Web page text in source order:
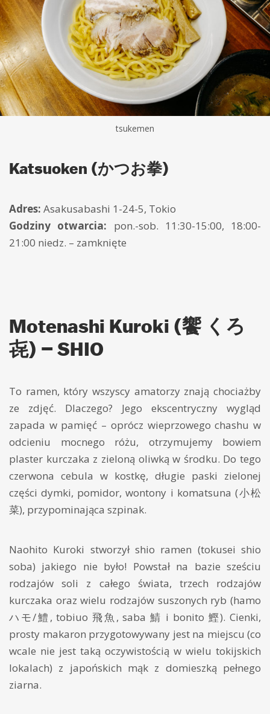
tsukemen
Katsuoken (かつお拳)
Adres: Asakusabashi 1-24-5, Tokio
Godziny otwarcia: pon.-sob. 11:30-15:00, 18:00-
21:00 niedz. – zamknięte
Motenashi Kuroki (饗 くろ
㐂) – SHIO
To ramen, który wszyscy amatorzy znają chociażby
ze zdjęć. Dlaczego? Jego ekscentryczny wygląd
zapada w pamięć – oprócz wieprzowego chashu w
odcieniu mocnego różu, otrzymujemy bowiem
plaster kurczaka z zieloną oliwką w środku. Do tego
czerwona cebula w kostkę, długie paski zielonej
części dymki, pomidor, wontony i komatsuna (小松
菜), przypominająca szpinak.
Naohito Kuroki stworzył shio ramen (tokusei shio
soba) jakiego nie było! Powstał na bazie sześciu
rodzajów soli z całego świata, trzech rodzajów
kurczaka oraz wielu rodzajów suszonych ryb (hamo
ハモ/鱧, tobiuo 飛魚, saba 鯖 i bonito 鰹). Cienki,
prosty makaron przygotowywany jest na miejscu (co
wcale nie jest taką oczywistością w wielu tokijskich
lokalach) z japońskich mąk z domieszką pełnego
ziarna.